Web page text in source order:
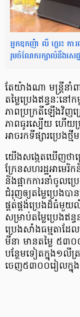
អ្នកឧកញ៉ា លី ហួរ៖ ការ
រួមចំណែករក្សាលំនឹងសេ
តែយ៉ាងណា មន្ត្រីនាំ
តម្លៃប្រេងឥន្ធនៈ
ភាពប្រក្រតីឡើងវិញ
ភាពធូរស្បើយ ហើយប្
អាចរកទីផ្សារប្រេង
យើងសង្កេតឃើញថ
ក្រែនសហរដ្ឋអាមេរិ
និងផ្អាកការនាំចូលប្
ជំរុញឲ្យតម្លៃប្រេងប
ផ្គត់ផ្គង់ប្រេងដ៏ធំ
សម្រាប់តម្លៃប្រេងឥ
ប្រេងសាំងធម្មតាដ
មីនា មានតម្លៃ ៥
បន្ថែមទៀតក្នុង១លី
ចេញ៥៣០០រៀលក្នុ